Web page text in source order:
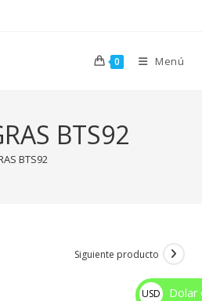
0 Menú
BTS92
BTS92
Siguiente producto
USD
Dolar